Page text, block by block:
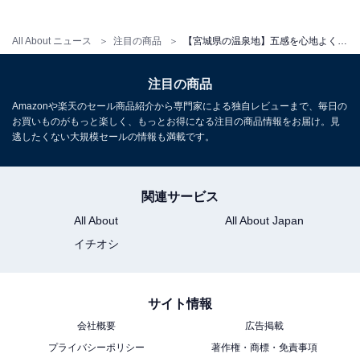
All About ニュース 注目の商品
所在地：宮城県大崎市鳴子温泉車湯54-6
交通手段：JR鳴子温泉駅よりタクシーで約3分／公式
大人1名（参考価格）：公式Webサイトをご確認くださ
※プラン・部屋により価格は変動します
チェックイン・チェックアウト
注目の商品
Amazonや楽天のセール商品紹介から専門家による独自レビューまで、毎日の
お買いものがもっと楽しく、もっとお得になる注目の商品情報をお届け。見
逃したくない大規模セールの情報も満載です。
関連サービス
All About
All About Japan
イチオシ
サイト情報
会社概要
広告掲載
プライバシーポリシー
著作権・商標・免責事項